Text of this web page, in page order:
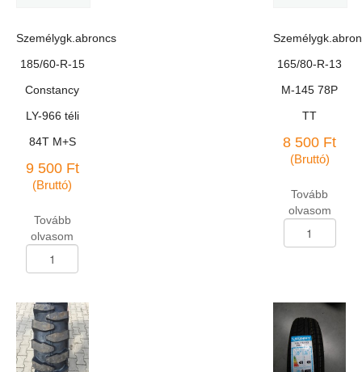
Személygk.abroncs
185/60-R-15
Constancy
LY-966 téli
84T M+S
9 500 Ft
(Bruttó)
Tovább
olvasom
185/60-
15
Constancy
LY-
966
téli
165/80-R-13
M-145 78P
TT
8 500 Ft
(Bruttó)
Tovább
olvasom
165/80-
145
78P
TT
mennyiség